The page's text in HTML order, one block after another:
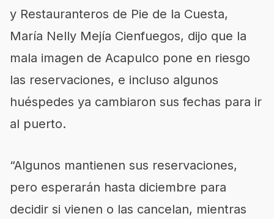
y Restauranteros de Pie de la Cuesta,
María Nelly Mejía Cienfuegos, dijo que la
mala imagen de Acapulco pone en riesgo
las reservaciones, e incluso algunos
huéspedes ya cambiaron sus fechas para ir
al puerto.
“Algunos mantienen sus reservaciones,
pero esperarán hasta diciembre para
decidir si vienen o las cancelan, mientras